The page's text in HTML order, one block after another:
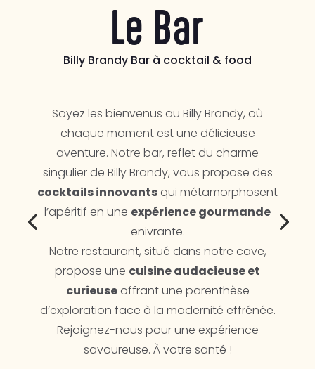
Le Bar
Billy Brandy Bar à cocktail & food
Soyez les bienvenus au Billy Brandy, où
chaque moment est une délicieuse
aventure. Notre bar, reflet du charme
singulier de Billy Brandy, vous propose des
cocktails innovants qui métamorphosent
l’apéritif en une expérience gourmande
enivrante.
Notre restaurant, situé dans notre cave,
propose une cuisine audacieuse et
curieuseoffrant une parenthèse
d’exploration face à la modernité effrénée.
Rejoignez-nous pour une expérience
savoureuse. À votre santé !